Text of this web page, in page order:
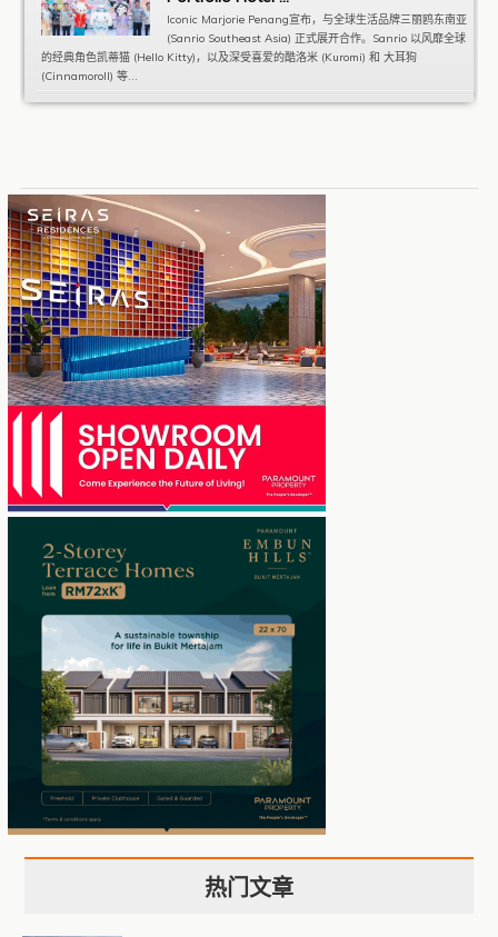
Iconic Marjorie Penang宣布，与全球生活品牌三丽鸥东南亚
(Sanrio Southeast Asia) 正式展开合作。Sanrio 以风靡全球
的经典角色凯蒂猫 (Hello Kitty)，以及深受喜爱的酷洛米 (Kuromi) 和 大耳狗
(Cinnamoroll) 等...
热门文章